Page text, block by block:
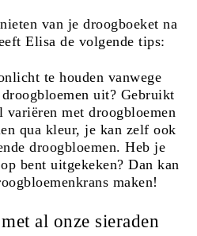
van je droogboeket na
Elisa de volgende tips:
te houden vanwege
uit? Gebruikt
met droogbloemen
qua kleur, je kan zelf ook
droogbloemen. Heb je
bent uitgekeken? Dan kan
maken!
al onze sieraden